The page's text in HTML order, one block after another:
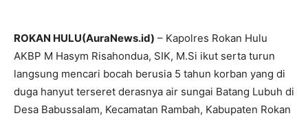
ROKAN HULU(AuraNews.id) – Kapolres Rokan Hulu
AKBP M Hasym Risahondua, SIK, M.Si ikut serta turun
langsung mencari bocah berusia 5 tahun korban yang di
duga hanyut terseret derasnya air sungai Batang Lubuh di
Desa Babussalam, Kecamatan Rambah, Kabupaten Rokan